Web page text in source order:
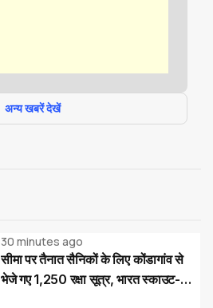
अन्य खबरें देखें
30 minutes ago
सीमा पर तैनात सैनिकों के लिए कोंडागांव से
भेजे गए 1,250 रक्षा सूत्र, भारत स्काउट-